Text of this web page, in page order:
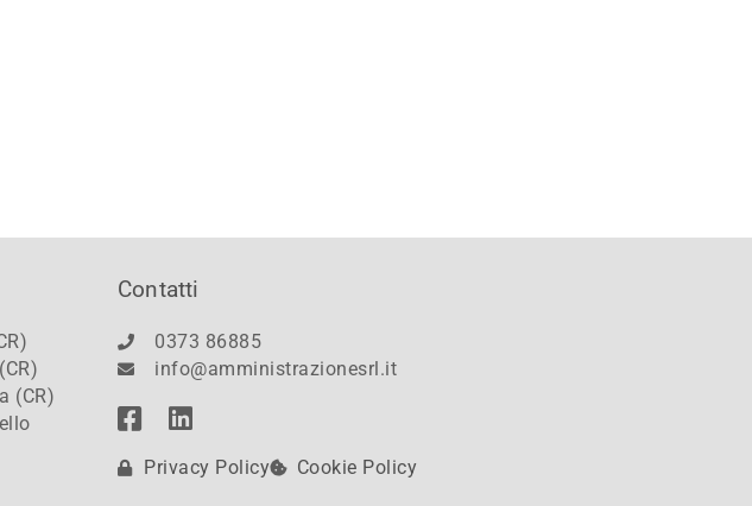
(CR)
Contatti
0373 86885
info@amministrazionesrl.it
Privacy Policy Cookie Policy